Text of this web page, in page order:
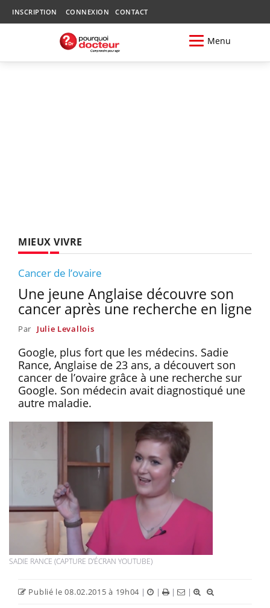
INSCRIPTION CONNEXION CONTACT
Menu
MIEUX VIVRE
Cancer de l’ovaire
Une jeune Anglaise découvre son
cancer après une recherche en ligne
Par Julie Levallois
Google, plus fort que les médecins. Sadie
Rance, Anglaise de 23 ans, a découvert son
cancer de l’ovaire grâce à une recherche sur
Google. Son médecin avait diagnostiqué une
autre maladie.
SADIE RANCE (CAPTURE D'ÉCRAN YOUTUBE)
Publié le 08.02.2015 à 19h04 | | | |